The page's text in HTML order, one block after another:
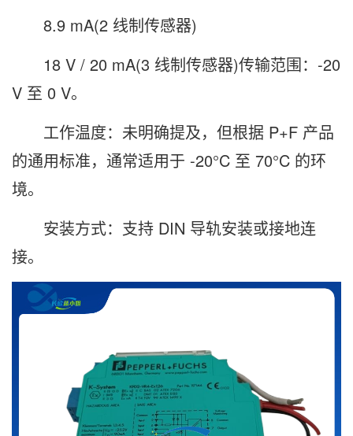
8.9 mA(2 线制传感器)
18 V / 20 mA(3 线制传感器)传输范围：-20
V 至 0 V。
工作温度：未明确提及，但根据 P+F 产品
的通用标准，通常适用于 -20°C 至 70°C 的环
境。
安装方式：支持 DIN 导轨安装或接地连
接。